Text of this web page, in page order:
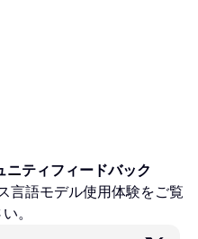
ニティフィードバック
言語モデル使用体験をご覧
。